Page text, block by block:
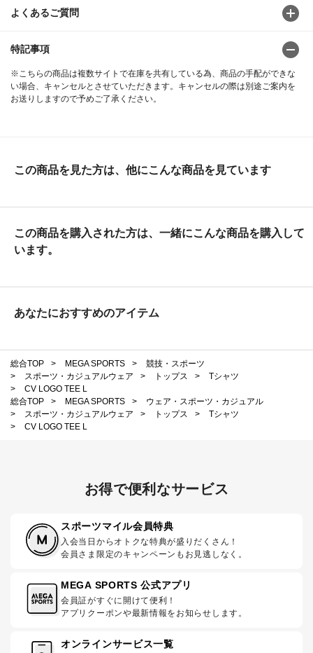
よくあるご質問
特記事項
※こちらの商品は複数サイトで在庫を共有している為、商品の手配ができな
い場合、キャンセルとさせていただきます。キャンセルの際は別途ご案内を
お送りしますので予めご了承ください。
この商品を見た方は、他にこんな商品を見ています
この商品を購入された方は、一緒にこんな商品を購入して
います。
あなたにおすすめのアイテム
総合TOP > MEGA SPORTS >
競技・スポーツ
>
スポーツ・カジュアルウェア > トップス >
Tシャツ
>
CV LOGO TEE L
総合TOP
> MEGA SPORTS >
ウェア・スポーツ・カジュアル
>
スポーツ・カジュアルウェア > トップス >
Tシャツ
>
CV LOGO TEE L
お得で便利なサービス
スポーツマイル会員特典
入会当日からオトクな特典が盛りだくさん！
会員さま限定のキャンペーンもお見逃しなく。
MEGA SPORTS 公式アプリ
会員証がすぐに開けて便利！
アプリクーポンや最新情報をお知らせします。
オンラインサービス一覧